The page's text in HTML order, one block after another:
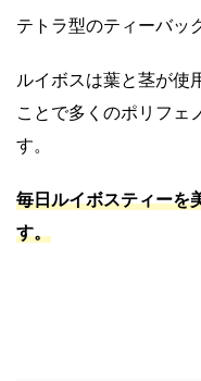
テトラ型のティーバッ
ルイボスは葉と茎が使
ことで多くのポリフェ
す。
毎日ルイボスティーを
す。